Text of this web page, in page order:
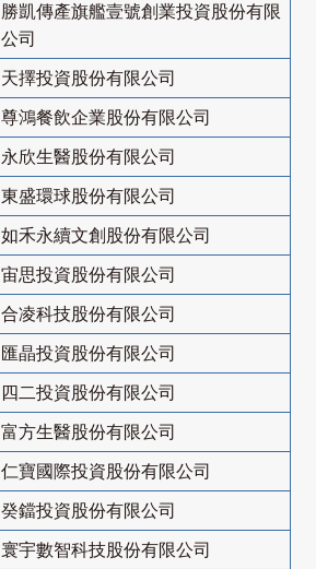
勝凱傳產旗艦壹號創業投資股份有限
公司
天擇投資股份有限公司
尊鴻餐飲企業股份有限公司
永欣生醫股份有限公司
東盛環球股份有限公司
如禾永續文創股份有限公司
宙思投資股份有限公司
合凌科技股份有限公司
匯晶投資股份有限公司
四二投資股份有限公司
富方生醫股份有限公司
仁寶國際投資股份有限公司
癸鐺投資股份有限公司
寰宇數智科技股份有限公司